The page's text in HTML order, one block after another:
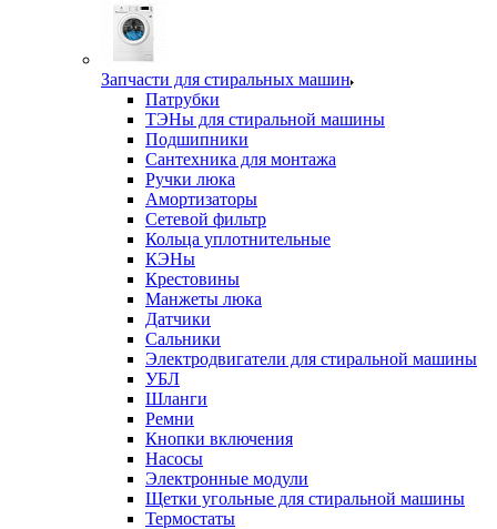
Запчасти для стиральных машин
Патрубки
ТЭНы для стиральной машины
Подшипники
Сантехника для монтажа
Ручки люка
Амортизаторы
Сетевой фильтр
Кольца уплотнительные
КЭНы
Крестовины
Манжеты люка
Датчики
Сальники
Электродвигатели для стиральной машины
УБЛ
Шланги
Ремни
Кнопки включения
Насосы
Электронные модули
Щетки угольные для стиральной машины
Термостаты